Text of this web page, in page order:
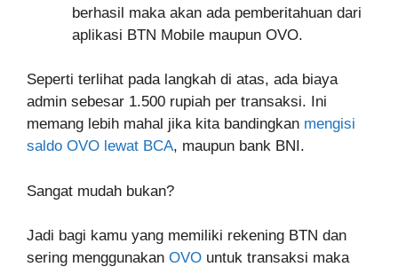
berhasil maka akan ada pemberitahuan dari
aplikasi BTN Mobile maupun OVO.
Seperti terlihat pada langkah di atas, ada biaya
admin sebesar 1.500 rupiah per transaksi. Ini
memang lebih mahal jika kita bandingkan mengisi
saldo OVO lewat BCA, maupun bank BNI.
Sangat mudah bukan?
Jadi bagi kamu yang memiliki rekening BTN dan
sering menggunakan OVO untuk transaksi maka